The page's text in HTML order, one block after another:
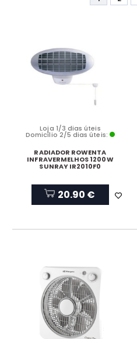
Loja 1/3 dias úteis
Domicílio 2/5 dias úteis:
RADIADOR ROWENTA
INFRAVERMELHOS 1200W
SUNRAY IR2010F0
20.90 €